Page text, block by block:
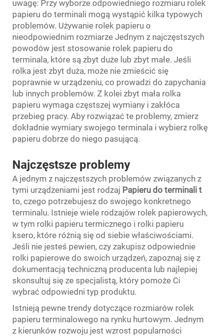
uwagę: Przy wyborze odpowiedniego rozmiaru rolek
papieru do terminali mogą wystąpić kilka typowych
problemów. Używanie rolek papieru o
nieodpowiednim rozmiarze Jednym z najczęstszych
powodów jest stosowanie rolek papieru do
terminala, które są zbyt duże lub zbyt małe. Jeśli
rolka jest zbyt duża, może nie zmieścić się
poprawnie w urządzeniu, co prowadzi do zapychania
lub innych problemów. Z kolei zbyt mała rolka
papieru wymaga częstszej wymiany i zakłóca
przebieg pracy. Aby rozwiązać te problemy, zmierz
dokładnie wymiary swojego terminala i wybierz rolkę
papieru dobrze do niego pasującą.
Najczęstsze problemy
A jednym z najczęstszych problemów związanych z
tymi urządzeniami jest rodzaj Papieru do terminali t
to, czego potrzebujesz do swojego konkretnego
terminalu. Istnieje wiele rodzajów rolek papierowych,
w tym rolki papieru termicznego i rolki papieru
ksero, które różnią się od siebie właściwościami.
Jeśli nie jesteś pewien, czy zakupisz odpowiednie
rolki papierowe do swoich urządzeń, zapoznaj się z
dokumentacją techniczną producenta lub najlepiej
skonsultuj się ze specjalistą, który pomoże Ci
wybrać odpowiedni typ produktu.
Istnieją pewne trendy dotyczące rozmiarów rolek
papieru terminalowego na rynku hurtowym. Jednym
z kierunków rozwoju jest wzrost popularności